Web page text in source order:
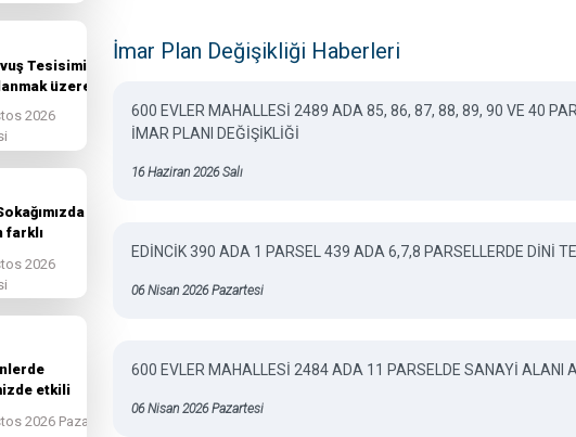
Tesisimiz
üzere.
2026
farklı
2026
etkili
2026 Pazar
İmar Plan Değişikliği Haberleri
600 EVLER MAHALLESİ 2489 ADA 85, 86, 87, 88, 89, 90 VE 40
İMAR PLANI DEĞİŞİKLİĞİ
16 Haziran 2026 Salı
EDİNCİK 390 ADA 1 PARSEL 439 ADA 6,7,8 PARSELLERDE DİNİ
06 Nisan 2026 Pazartesi
600 EVLER MAHALLESİ 2484 ADA 11 PARSELDE SANAYİ ALANI
06 Nisan 2026 Pazartesi